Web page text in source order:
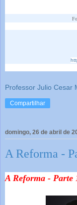
Professor Julio Cesar
Compartilhar
domingo, 26 de abril de
A Reforma -
A Reforma - Parte